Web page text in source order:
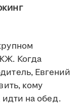
Когда
Евгений
кому
идти на обед.